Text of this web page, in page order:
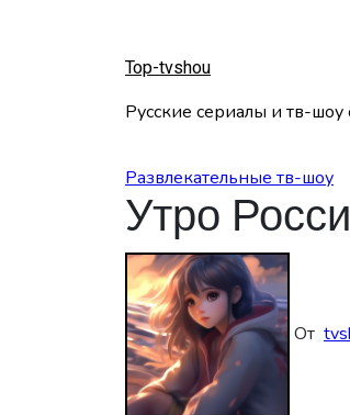
Top-tvshou
Русские сериалы и тв-шоу
Развлекательные тв-шоу
Утро
От